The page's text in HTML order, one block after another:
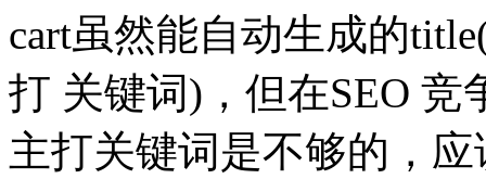
cart虽然能自动生成的
打 关键词)，但在SEO
主打关键词是不够的，